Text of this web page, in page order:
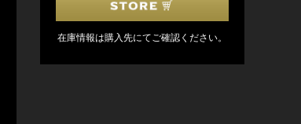
在庫情報は購入先にてご確認ください。